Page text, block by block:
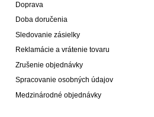
Doprava
Doba doručenia
Sledovanie zásielky
Reklamácie a vrátenie tovaru
Zrušenie objednávky
Spracovanie osobných údajov
Medzinárodné objednávky